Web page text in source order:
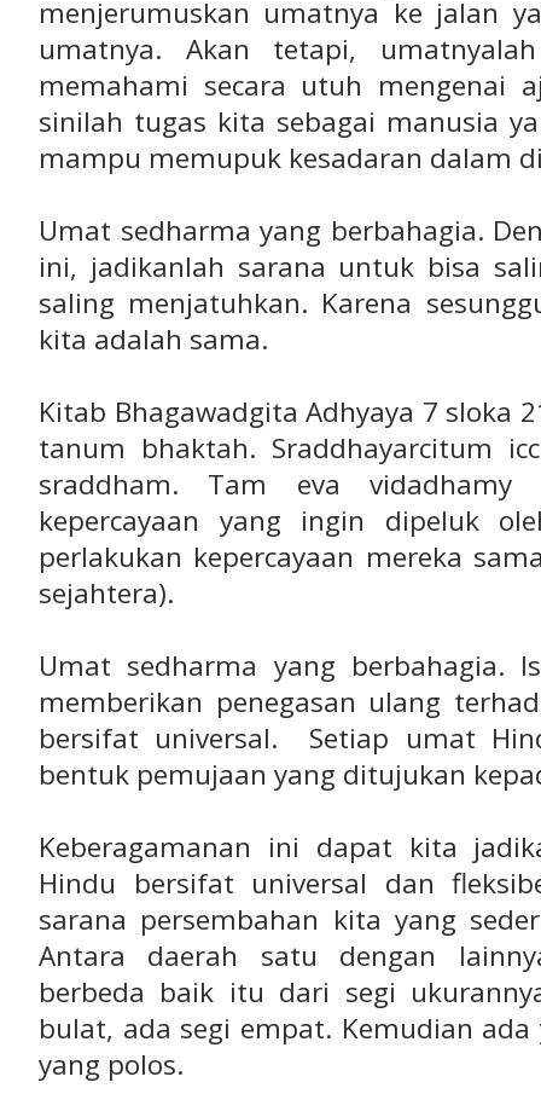
menjerumuskan umatnya ke jalan
umatnya. Akan tetapi,
memahami secara utuh mengenai
sinilah tugas kita sebagai manusia
mampu memupuk kesadaran dalam
Umat sedharma yang berbahagia.
ini, jadikanlah sarana untuk bisa
saling menjatuhkan. Karena
kita adalah sama.
Kitab Bhagawadgita Adhyaya 7 sloka
tanum bhaktah. Sraddhayarcitum
sraddham. Tam eva vidadhamy
kepercayaan yang ingin dipeluk
perlakukan kepercayaan mereka
sejahtera).
Umat sedharma yang berbahagia.
memberikan penegasan ulang
bersifat universal. Setiap umat
bentuk pemujaan yang ditujukan
Keberagamanan ini dapat kita
Hindu bersifat universal dan
sarana persembahan kita yang
Antara daerah satu dengan
berbeda baik itu dari segi
bulat, ada segi empat. Kemudian
yang polos.